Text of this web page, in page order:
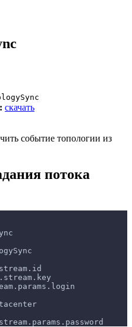
скачать
событие топологии из
потока